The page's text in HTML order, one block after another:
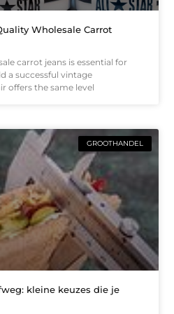
Wholesale Carrot
carrot jeans is essential for
a successful vintage
offers the same level
GROOTHANDEL
kleine keuzes die je